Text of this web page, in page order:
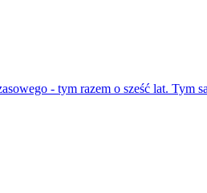
- tym razem o sześć lat.